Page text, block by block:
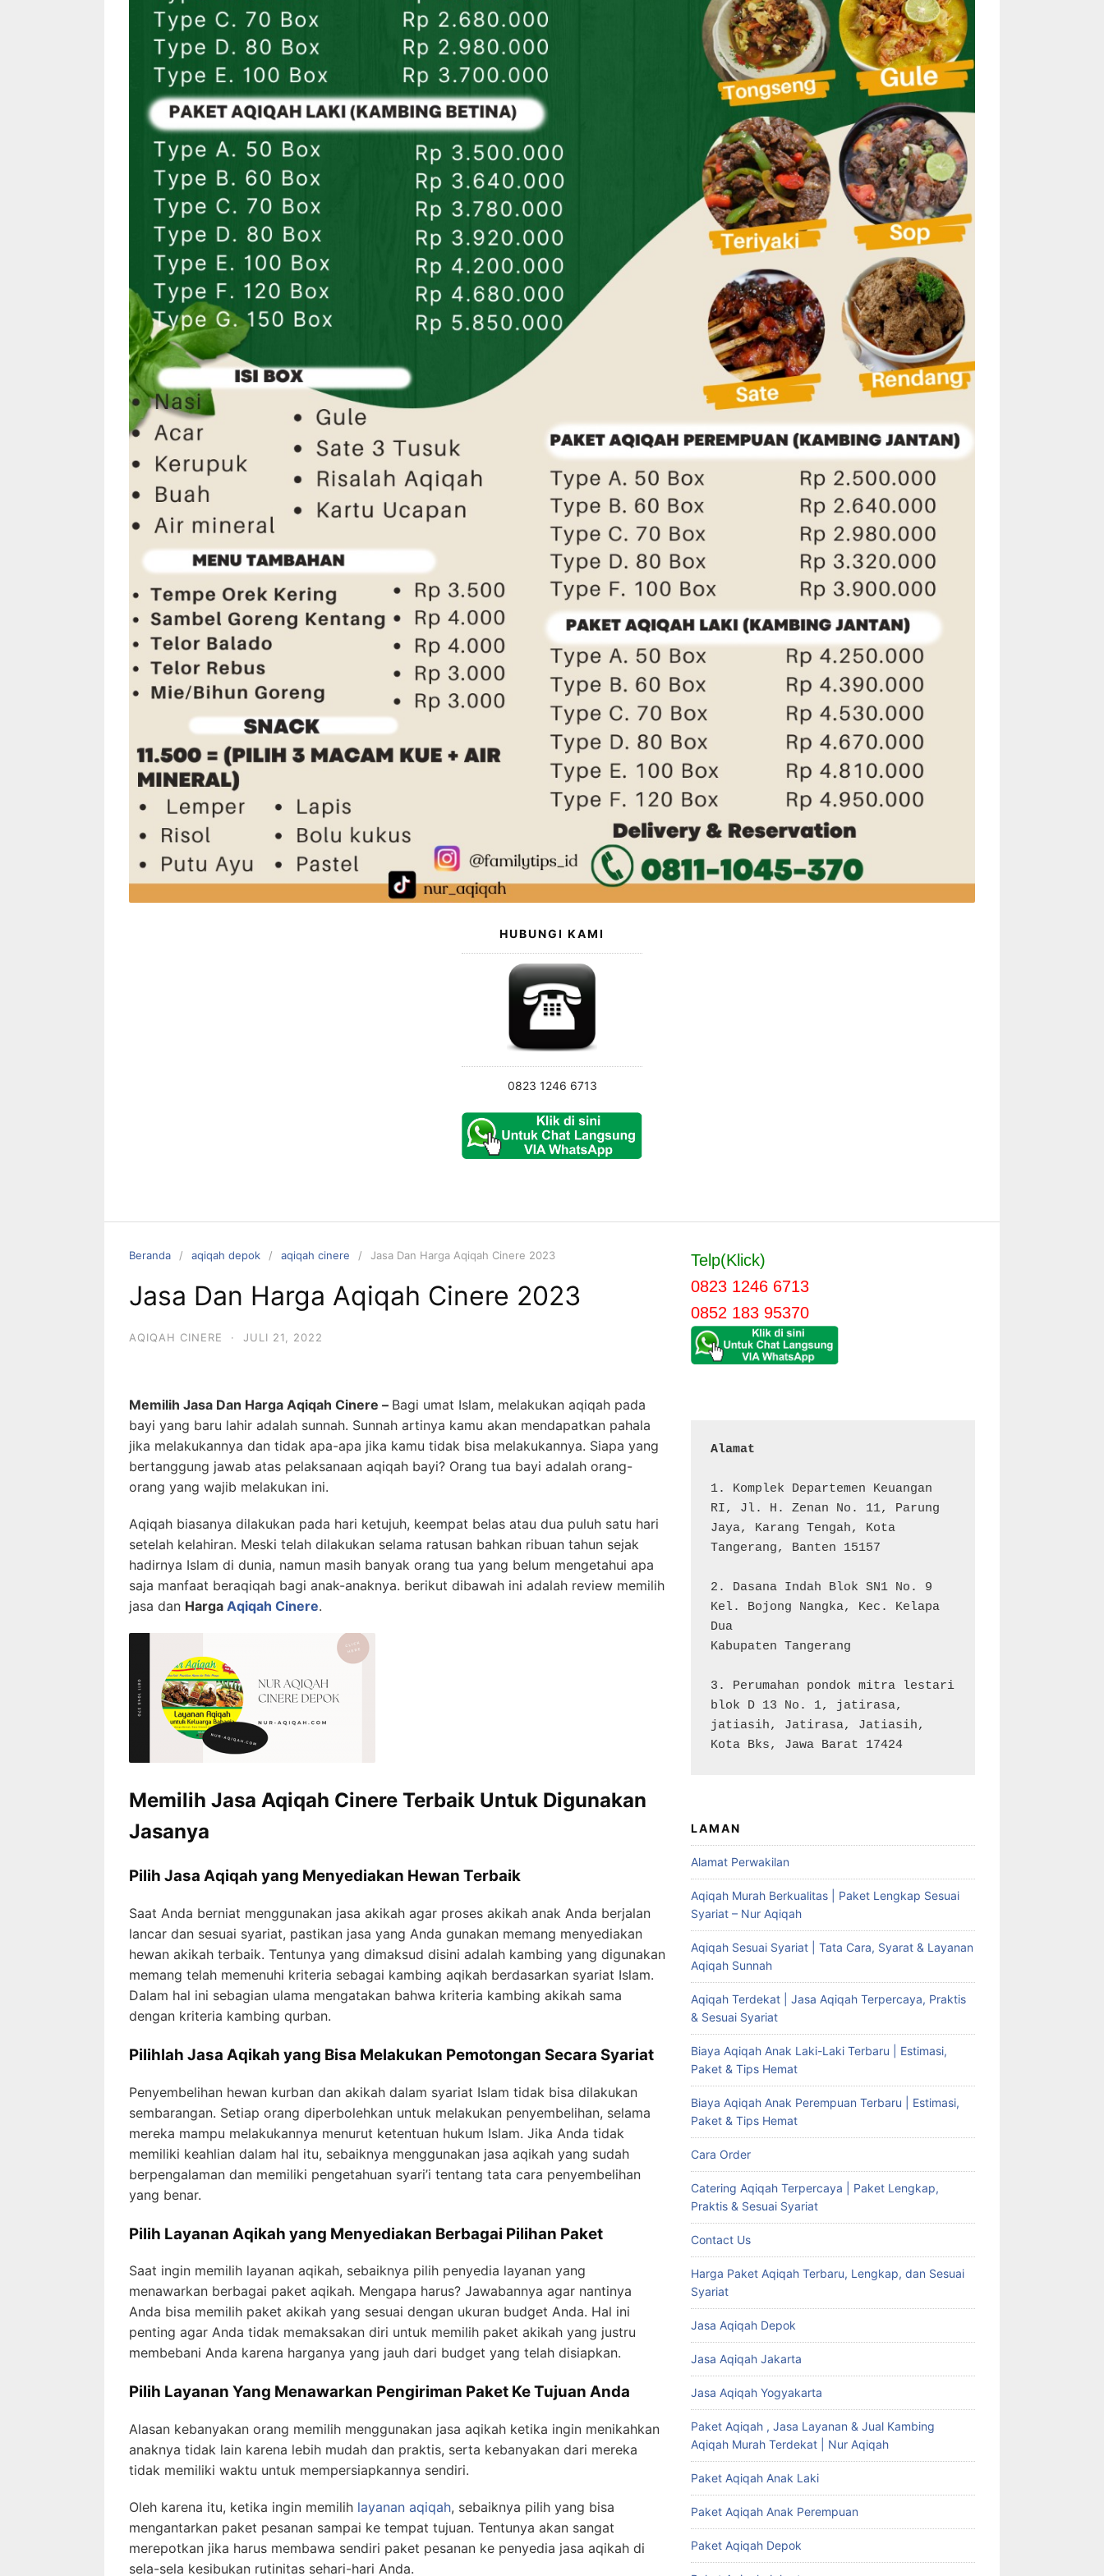
HUBUNGI KAMI
0823 1246 6713
Beranda aqiqah depok aqiqah cinere Jasa Dan Harga Aqiqah Cinere 2023
Jasa Dan Harga Aqiqah Cinere 2023
AQIQAH CINERE · JULI 21, 2022
Memilih Jasa Dan Harga Aqiqah Cinere – Bagi umat Islam, melakukan aqiqah pada
bayi yang baru lahir adalah sunnah. Sunnah artinya kamu akan mendapatkan pahala
jika melakukannya dan tidak apa-apa jika kamu tidak bisa melakukannya. Siapa yang
bertanggung jawab atas pelaksanaan aqiqah bayi? Orang tua bayi adalah orang-
orang yang wajib melakukan ini.
Aqiqah biasanya dilakukan pada hari ketujuh, keempat belas atau dua puluh satu hari
setelah kelahiran. Meski telah dilakukan selama ratusan bahkan ribuan tahun sejak
hadirnya Islam di dunia, namun masih banyak orang tua yang belum mengetahui apa
saja manfaat beraqiqah bagi anak-anaknya. berikut dibawah ini adalah review memilih
jasa dan Harga Aqiqah Cinere.
Memilih Jasa Aqiqah Cinere Terbaik Untuk Digunakan
Jasanya
Pilih Jasa Aqiqah yang Menyediakan Hewan Terbaik
Saat Anda berniat menggunakan jasa akikah agar proses akikah anak Anda berjalan
lancar dan sesuai syariat, pastikan jasa yang Anda gunakan memang menyediakan
hewan akikah terbaik. Tentunya yang dimaksud disini adalah kambing yang digunakan
memang telah memenuhi kriteria sebagai kambing aqikah berdasarkan syariat Islam.
Dalam hal ini sebagian ulama mengatakan bahwa kriteria kambing akikah sama
dengan kriteria kambing qurban.
Pilihlah Jasa Aqikah yang Bisa Melakukan Pemotongan Secara Syariat
Penyembelihan hewan kurban dan akikah dalam syariat Islam tidak bisa dilakukan
sembarangan. Setiap orang diperbolehkan untuk melakukan penyembelihan, selama
mereka mampu melakukannya menurut ketentuan hukum Islam. Jika Anda tidak
memiliki keahlian dalam hal itu, sebaiknya menggunakan jasa aqikah yang sudah
berpengalaman dan memiliki pengetahuan syari’i tentang tata cara penyembelihan
yang benar.
Pilih Layanan Aqikah yang Menyediakan Berbagai Pilihan Paket
Saat ingin memilih layanan aqikah, sebaiknya pilih penyedia layanan yang
menawarkan berbagai paket aqikah. Mengapa harus? Jawabannya agar nantinya
Anda bisa memilih paket akikah yang sesuai dengan ukuran budget Anda. Hal ini
penting agar Anda tidak memaksakan diri untuk memilih paket akikah yang justru
membebani Anda karena harganya yang jauh dari budget yang telah disiapkan.
Pilih Layanan Yang Menawarkan Pengiriman Paket Ke Tujuan Anda
Alasan kebanyakan orang memilih menggunakan jasa aqikah ketika ingin menikahkan
anaknya tidak lain karena lebih mudah dan praktis, serta kebanyakan dari mereka
tidak memiliki waktu untuk mempersiapkannya sendiri.
Oleh karena itu, ketika ingin memilih layanan aqiqah, sebaiknya pilih yang bisa
mengantarkan paket pesanan sampai ke tempat tujuan. Tentunya akan sangat
merepotkan jika harus membawa sendiri paket pesanan ke penyedia jasa aqikah di
sela-sela kesibukan rutinitas sehari-hari Anda.
Telp(Klick)
0823 1246 6713
0852 183 95370
Alamat
1. Komplek Departemen Keuangan
RI, Jl. H. Zenan No. 11, Parung
Jaya, Karang Tengah, Kota
Tangerang, Banten 15157
2. Dasana Indah Blok SN1 No. 9
Kel. Bojong Nangka, Kec. Kelapa
Dua
Kabupaten Tangerang
3. Perumahan pondok mitra lestari
blok D 13 No. 1, jatirasa,
jatiasih, Jatirasa, Jatiasih,
Kota Bks, Jawa Barat 17424
LAMAN
Alamat Perwakilan
Aqiqah Murah Berkualitas | Paket Lengkap Sesuai
Syariat – Nur Aqiqah
Aqiqah Sesuai Syariat | Tata Cara, Syarat & Layanan
Aqiqah Sunnah
Aqiqah Terdekat | Jasa Aqiqah Terpercaya, Praktis
& Sesuai Syariat
Biaya Aqiqah Anak Laki-Laki Terbaru | Estimasi,
Paket & Tips Hemat
Biaya Aqiqah Anak Perempuan Terbaru | Estimasi,
Paket & Tips Hemat
Cara Order
Catering Aqiqah Terpercaya | Paket Lengkap,
Praktis & Sesuai Syariat
Contact Us
Harga Paket Aqiqah Terbaru, Lengkap, dan Sesuai
Syariat
Jasa Aqiqah Depok
Jasa Aqiqah Jakarta
Jasa Aqiqah Yogyakarta
Paket Aqiqah , Jasa Layanan & Jual Kambing
Aqiqah Murah Terdekat | Nur Aqiqah
Paket Aqiqah Anak Laki
Paket Aqiqah Anak Perempuan
Paket Aqiqah Depok